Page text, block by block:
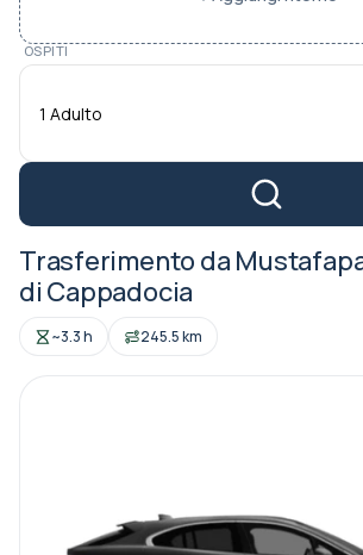
OSPITI
1 Adulto
Trasferimento da
di Cappadocia
~3.3 h 245.5 km